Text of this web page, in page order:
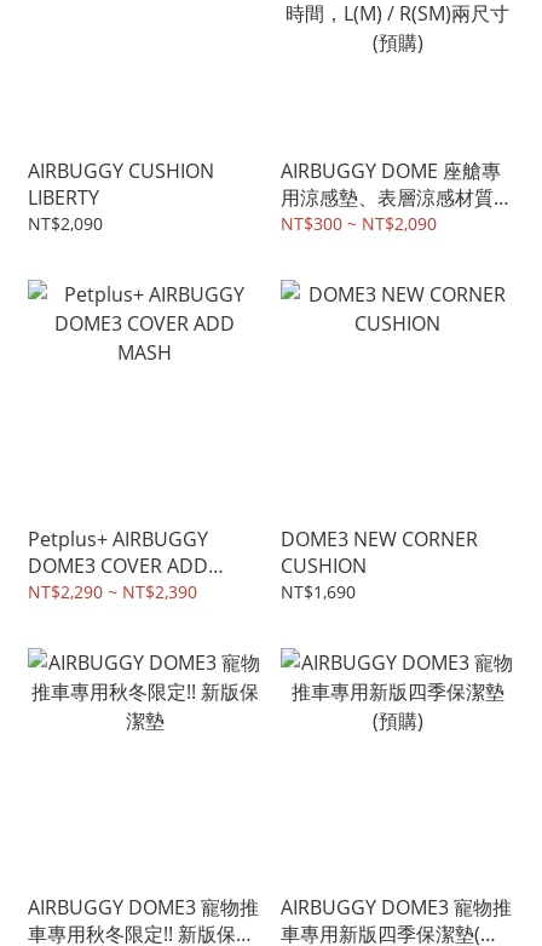
AIRBUGGY CUSHION
LIBERTY
NT$2,090
AIRBUGGY DOME 座艙專
用涼感墊、表層涼感材質、
內可置保冰袋延長涼感時
(預購)
NT$300 ~ NT$2,090
Petplus+ AIRBUGGY
DOME3 COVER ADD
MASH
NT$2,290 ~ NT$2,390
DOME3 NEW CORNER
CUSHION
NT$1,690
AIRBUGGY DOME3 寵物推
車專用秋冬限定!! 新版保潔
AIRBUGGY DOME3 寵物推
車專用新版四季保潔墊(預